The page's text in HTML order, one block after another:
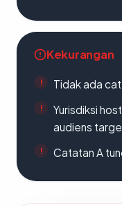
Kekurangan
Tidak ada
Yurisdiksi
audiens
Catatan A